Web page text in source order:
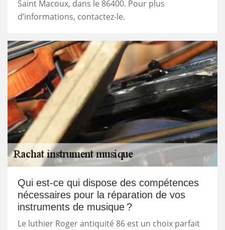
Saint Macoux, dans le 86400. Pour plus
d’informations, contactez-le.
Qui est-ce qui dispose des compétences
nécessaires pour la réparation de vos
instruments de musique ?
Le luthier Roger antiquité 86 est un choix parfait